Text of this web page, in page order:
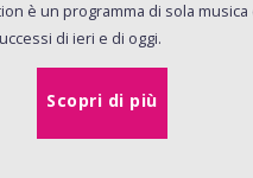
è un programma di sola musica
di ieri e di oggi.
Scopri di più